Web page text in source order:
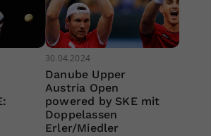
30.04.2024
Danube Upper
Austria Open
powered by SKE mit
Doppelassen
Erler/Miedler